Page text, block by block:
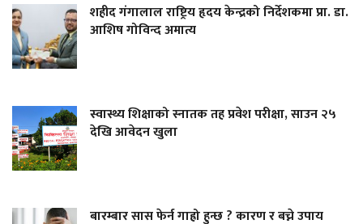
शहीद गंगालाल राष्ट्रिय हृदय केन्द्रको निर्देशकमा प्रा. डा.
आशिष गोविन्द अमात्य
स्वास्थ्य शिक्षाको स्नातक तह प्रवेश परीक्षा, साउन २५
देखि आवेदन खुला
बारम्बार सास फेर्न गाह्रो हुन्छ ? कारण र बच्ने उपाय